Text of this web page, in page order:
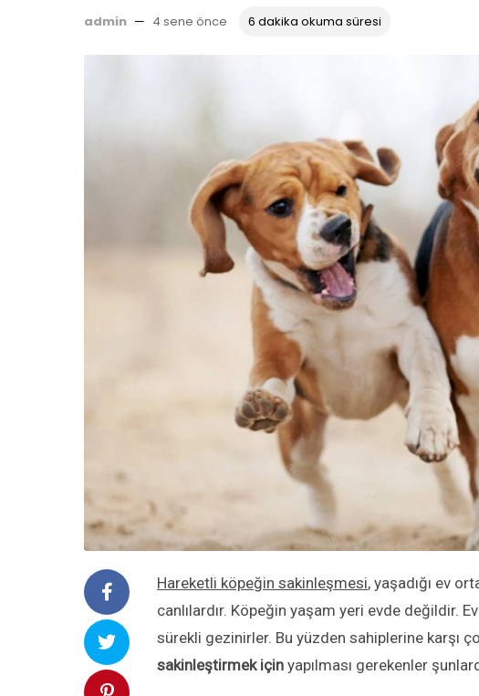
admin — 4 sene önce 6 dakika okuma süresi
Hareketli köpeğin sakinleşmesi, yaşadığı ev
canlılardır. Köpeğin yaşam yeri evde değildir.
sürekli gezinirler. Bu yüzden sahiplerine karşı
sakinleştirmek için yapılması gerekenler